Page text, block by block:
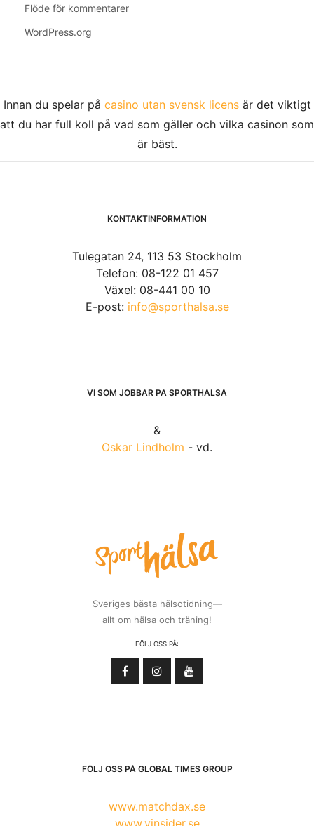
Flöde för kommentarer
WordPress.org
Innan du spelar på casino utan svensk licensär det viktigt
att du har full koll på vad som gäller och vilka casinon som
är bäst.
KONTAKTINFORMATION
Tulegatan 24, 113 53 Stockholm
Telefon: 08-122 01 457
Växel: 08-441 00 10
E-post: info@sporthalsa.se
VI SOM JOBBAR PÅ SPORTHÄLSA
&
Oskar Lindholm - vd.
Sveriges bästa hälsotidning—
allt om hälsa och träning!
FÖLJ OSS PÅ:
FÖLJ OSS PÅ GLOBAL TIMES GROUP
www.matchdax.se